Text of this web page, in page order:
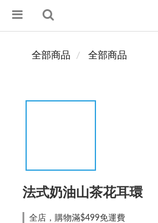
全部商品 全部商品
法式奶油山茶花耳環
全店，購物滿$499免運費